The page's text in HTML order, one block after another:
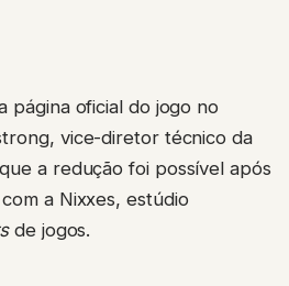
página oficial do jogo no
vice-diretor técnico da
a redução foi possível após
a Nixxes, estúdio
de jogos.